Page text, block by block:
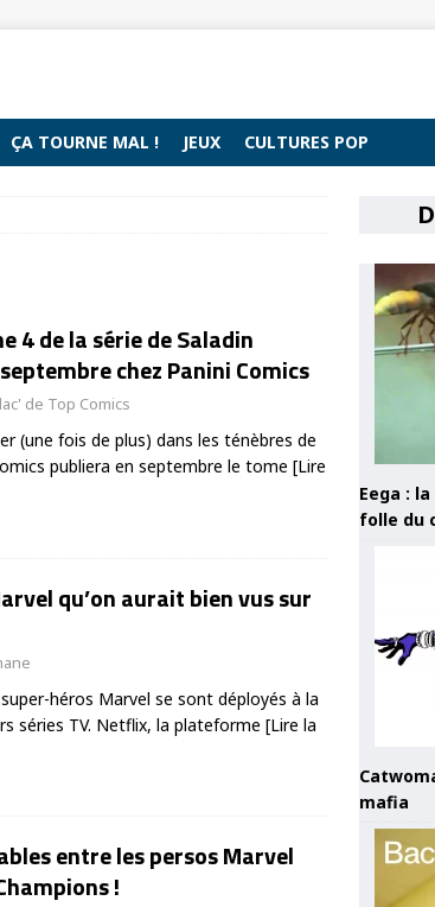
ÇA TOURNE MAL ! JEUX CULTURES POP
4 de la série de Saladin
chez Panini Comics
de Top Comics
(une fois de plus) dans les ténèbres de
publiera en septembre le tome [Lire
qu’on aurait bien vus sur
héros Marvel se sont déployés à la
séries TV. Netflix, la plateforme [Lire la
entre les persos Marvel
!
Eega :
folle du
mafia